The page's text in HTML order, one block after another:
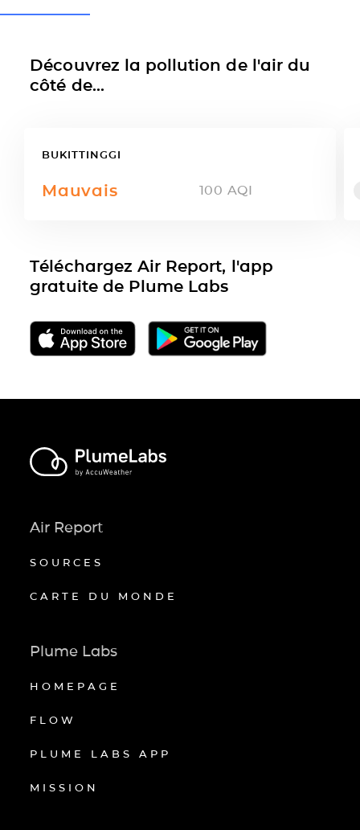
Découvrez la pollution de l'air du
côté de...
BUKITTINGGI
Mauvais 100 AQI
Téléchargez Air Report, l'app
gratuite de Plume Labs
Air Report
SOURCES
CARTE DU MONDE
Plume Labs
HOMEPAGE
FLOW
PLUME LABS APP
MISSION